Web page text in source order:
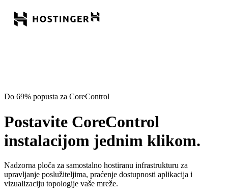
Do 69% popusta za CoreControl
Postavite CoreControl
instalacijom jednim klikom.
Nadzorna ploča za samostalno hostiranu infrastrukturu za
upravljanje poslužiteljima, praćenje dostupnosti aplikacija i
vizualizaciju topologije vaše mreže.